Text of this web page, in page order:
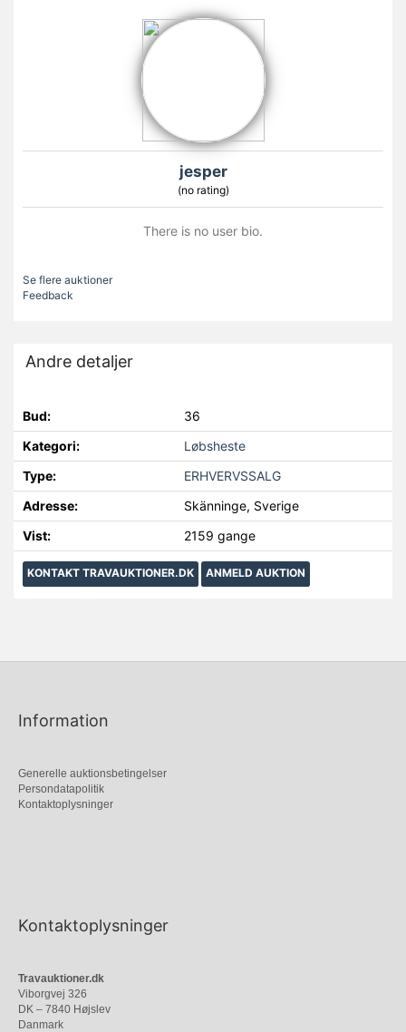
jesper
(no rating)
There is no user bio.
Se flere auktioner
Feedback
Andre detaljer
Bud:
36
Kategori:
Løbsheste
Type:
ERHVERVSSALG
Adresse:
Skänninge, Sverige
Vist:
2159 gange
KONTAKT TRAVAUKTIONER.DK ANMELD AUKTION
Information
Generelle auktionsbetingelser
Persondatapolitik
Kontaktoplysninger
Kontaktoplysninger
Travauktioner.dk
Viborgvej 326
DK – 7840 Højslev
Danmark